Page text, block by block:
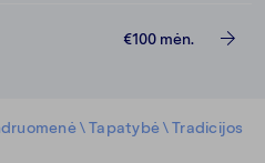
€100 mėn.
\Tapatybė\Tradicijos